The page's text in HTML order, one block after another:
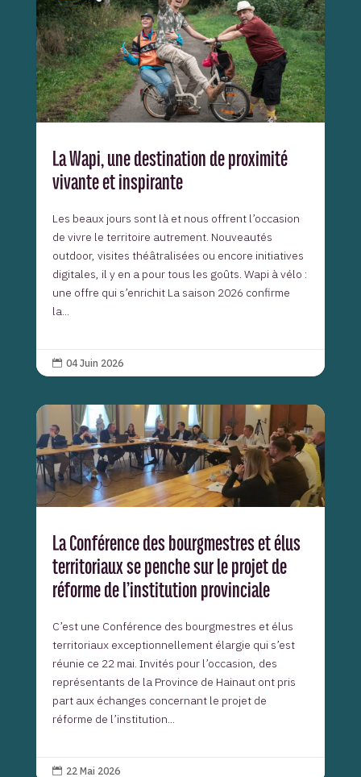
La Wapi, une destination de proximité
vivante et inspirante
Les beaux jours sont là et nous offrent l’occasion
de vivre le territoire autrement. Nouveautés
outdoor, visites théâtralisées ou encore initiatives
digitales, il y en a pour tous les goûts. Wapi à vélo :
une offre qui s’enrichit La saison 2026 confirme
la...
 04 Juin 2026
La Conférence des bourgmestres et élus
territoriaux se penche sur le projet de
réforme de l’institution provinciale
C’est une Conférence des bourgmestres et élus
territoriaux exceptionnellement élargie qui s’est
réunie ce 22 mai. Invités pour l’occasion, des
représentants de la Province de Hainaut ont pris
part aux échanges concernant le projet de
réforme de l’institution...
 22 Mai 2026